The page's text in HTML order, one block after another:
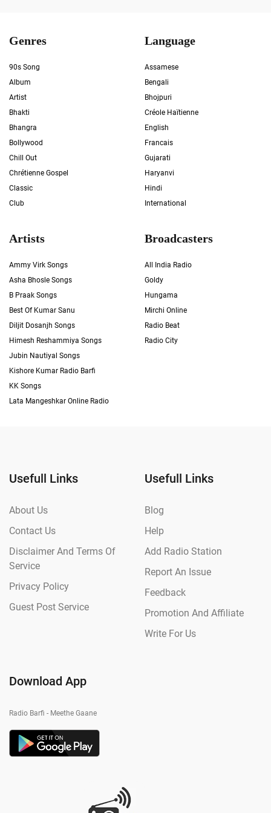
Genres
90s Song
Album
Artist
Bhakti
Bhangra
Bollywood
Chill Out
Chrétienne Gospel
Classic
Club
Language
Assamese
Bengali
Bhojpuri
Créole Haïtienne
English
Francais
Gujarati
Haryanvi
Hindi
International
Artists
Ammy Virk Songs
Asha Bhosle Songs
B Praak Songs
Best Of Kumar Sanu
Diljit Dosanjh Songs
Himesh Reshammiya Songs
Jubin Nautiyal Songs
Kishore Kumar Radio Barfi
KK Songs
Lata Mangeshkar Online Radio
Broadcasters
All India Radio
Goldy
Hungama
Mirchi Online
Radio Beat
Radio City
Usefull Links
About Us
Contact Us
Disclaimer And Terms Of
Service
Privacy Policy
Guest Post Service
Usefull Links
Blog
Help
Add Radio Station
Report An Issue
Feedback
Promotion And Affiliate
Write For Us
Download App
Radio Barfi - Meethe Gaane